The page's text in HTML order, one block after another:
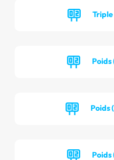
Poids
Poids
Poids